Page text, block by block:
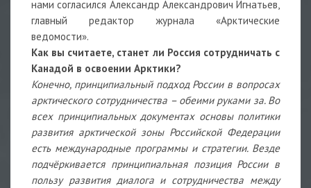
нами согласился Александр Александрович Игнатьев,
главный редактор журнала «Арктические
ведомости».
Как вы считаете, станет ли Россия сотрудничать с
Канадой в освоении Арктики?
Конечно, принципиальный подход России в вопросах
арктического сотрудничества – обеими руками за. Во
всех принципиальных документах основы политики
развития арктической зоны Российской Федерации
есть международные программы и стратегии. Везде
подчёркивается принципиальная позиция России в
пользу развития диалога и сотрудничества между